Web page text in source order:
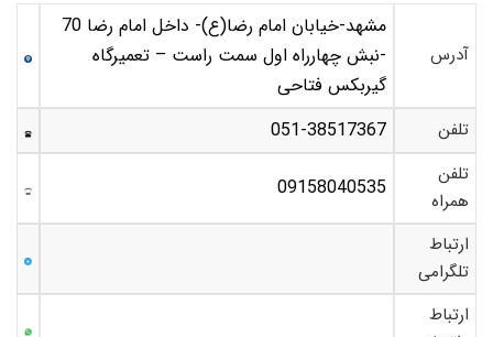
آدرس
مشهد-خیابان امام رضا(ع)- داخل امام رضا 70
-نبش چهارراه اول سمت راست – تعمیرگاه
گیربکس فتاحی
تلفن 051-38517367
تلفن
همراه
09158040535
ارتباط
تلگرامی
ارتباط